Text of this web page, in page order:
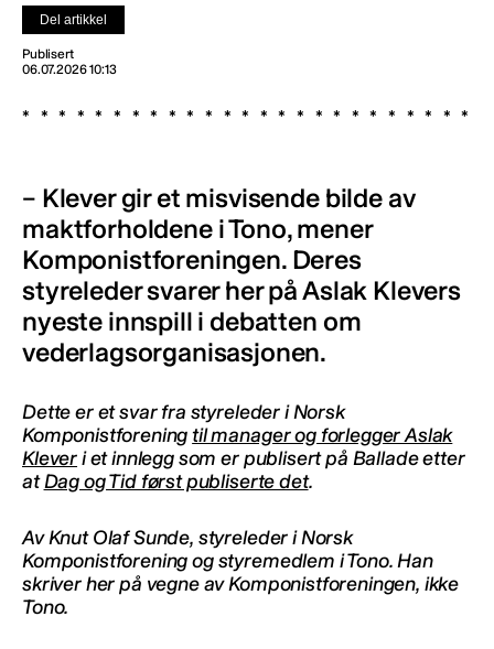
Del artikkel
Publisert
06.07.2026 10:13
– Klever gir et misvisende bilde av
maktforholdene i Tono, mener
Komponistforeningen. Deres
styreleder svarer her på Aslak Klevers
nyeste innspill i debatten om
vederlagsorganisasjonen.
Dette er et svar fra styreleder i Norsk
Komponistforeningtil manager og forlegger Aslak
Kleveri et innlegg som er publisert på Ballade etter
atDag og Tid først publiserte det.
Av Knut Olaf Sunde, styreleder i Norsk
Komponistforening og styremedlem i Tono. Han
skriver her på vegne av Komponistforeningen, ikke
Tono.